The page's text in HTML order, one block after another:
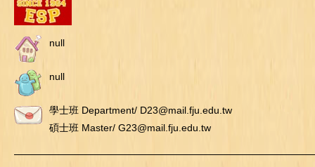
null
null
學士班 Department/ D23@mail.fju.edu.tw
碩士班 Master/ G23@mail.fju.edu.tw